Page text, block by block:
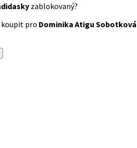
zablokovaný?
koupit pro Dominika Atigu Sobotková